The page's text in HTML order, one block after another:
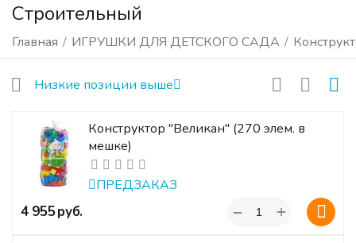
Строительный
Главная / ИГРУШКИ ДЛЯ ДЕТСКОГО САДА /
Низкие позиции выше
Конструктор "Великан" (270 элем. в
мешке)
ПРЕДЗАКАЗ
‍4 955‍руб. +
−